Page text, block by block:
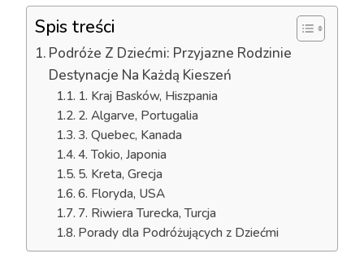
Spis treści
Podróże Z Dziećmi: Przyjazne Rodzinie
Destynacje Na Każdą Kieszeń
1. Kraj Basków, Hiszpania
2. Algarve, Portugalia
3. Quebec, Kanada
4. Tokio, Japonia
5. Kreta, Grecja
6. Floryda, USA
7. Riwiera Turecka, Turcja
Porady dla Podróżujących z Dziećmi